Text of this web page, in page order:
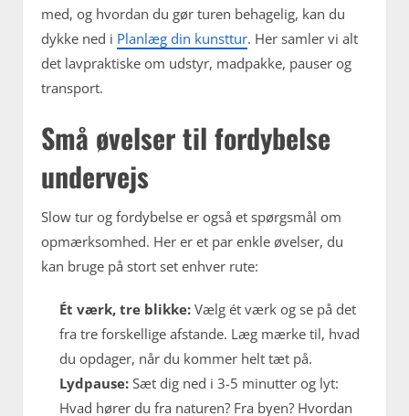
med, og hvordan du gør turen behagelig, kan du
dykke ned i Planlæg din kunsttur. Her samler vi alt
det lavpraktiske om udstyr, madpakke, pauser og
transport.
Små øvelser til fordybelse
undervejs
Slow tur og fordybelse er også et spørgsmål om
opmærksomhed. Her er et par enkle øvelser, du
kan bruge på stort set enhver rute:
Ét værk, tre blikke: Vælg ét værk og se på det
fra tre forskellige afstande. Læg mærke til, hvad
du opdager, når du kommer helt tæt på.
Lydpause: Sæt dig ned i 3-5 minutter og lyt:
Hvad hører du fra naturen? Fra byen? Hvordan